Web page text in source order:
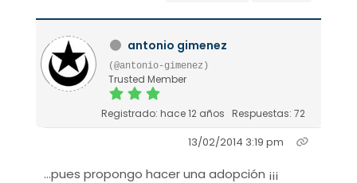
antonio gimenez
(@antonio-gimenez)
Trusted Member
Registrado: hace 12 años Respuestas: 72
13/02/2014 3:19 pm
…pues propongo hacer una adopción ¡¡¡